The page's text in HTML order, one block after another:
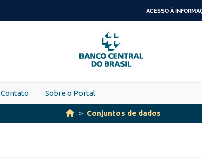
PARA
O
CONTEÚDO
ACESSO À
Contato Sobre o Portal
Conjuntos de dados